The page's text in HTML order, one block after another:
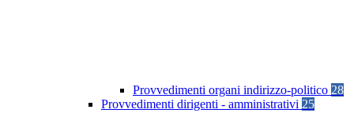
Provvedimenti organi indirizzo-politico 28
Provvedimenti dirigenti - amministrativi 25